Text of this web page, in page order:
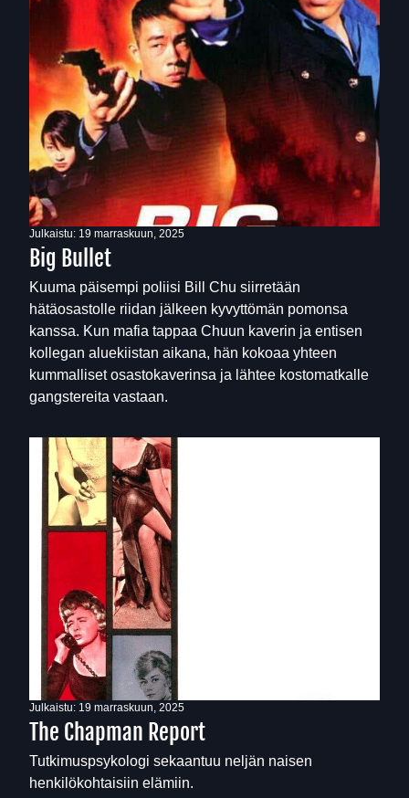
Julkaistu: 19 marraskuun, 2025
Big Bullet
Kuuma päisempi poliisi Bill Chu siirretään
hätäosastolle riidan jälkeen kyvyttömän pomonsa
kanssa. Kun mafia tappaa Chuun kaverin ja entisen
kollegan aluekiistan aikana, hän kokoaa yhteen
kummalliset osastokaverinsa ja lähtee kostomatkalle
gangstereita vastaan.
Julkaistu: 19 marraskuun, 2025
The Chapman Report
Tutkimuspsykologi sekaantuu neljän naisen
henkilökohtaisiin elämiin.